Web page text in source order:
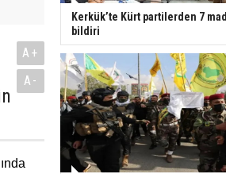
A+
A-
Kerkük’te Kürt partilerden 7
bildiri